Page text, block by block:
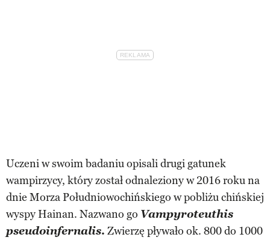
Uczeni w swoim badaniu opisali drugi gatunek
wampirzycy, który został odnaleziony w 2016 roku na
dnie Morza Południowochińskiego w pobliżu chińskiej
wyspy Hainan. Nazwano go Vampyroteuthis
pseudoinfernalis. Zwierzę pływało ok. 800 do 1000